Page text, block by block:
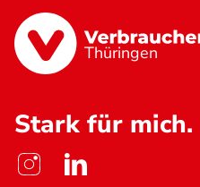
Thüringen
Stark für mich.